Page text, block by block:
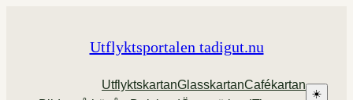
Utflyktsportalen tadigut.nu
UtflyktskartanGlasskartanCafékartan
☀️